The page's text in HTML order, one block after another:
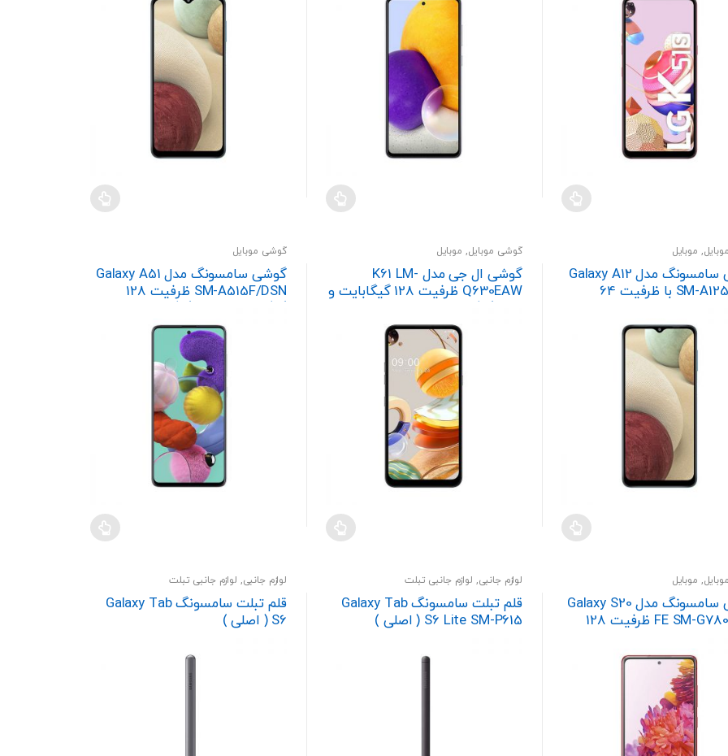
, موبایل
گوشی سامسونگ مدل Galaxy A12
SM-A125F/DS با ظرفیت 64
گوشی موبایل, موبایل
گوشی ال جی مدل K61 LM-
Q630EAW ظرفیت 128 گیگابایت و
گوشی موبایل
گوشی سامسونگ مدل Galaxy A51
SM-A515F/DSN ظرفیت 128
, موبایل
گوشی سامسونگ مدل Galaxy S20
FE SM-G780F/DS ظرفیت 128
لوازم جانبی, لوازم جانبی تبلت
قلم تبلت سامسونگ Galaxy Tab
S6 Lite SM-P615 ( اصلی )
لوازم جانبی, لوازم جانبی تبلت
قلم تبلت سامسونگ Galaxy Tab
S6 ( اصلی )